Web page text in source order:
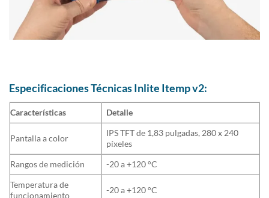
Especificaciones Técnicas Inlite Itemp v2:
Características Detalle
Pantalla a color
IPS TFT de 1,83 pulgadas, 280 x 240
píxeles
Rangos de medición
-20 a +120 °C
Temperatura de
funcionamiento
-20 a +120 °C